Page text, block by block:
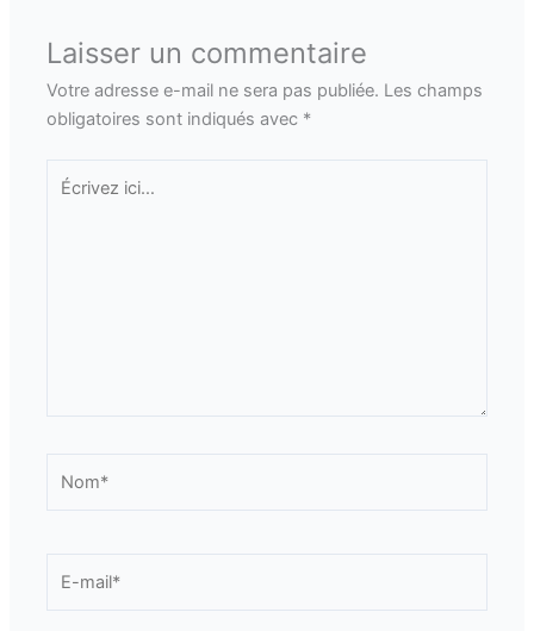
Laisser un commentaire
Votre adresse e-mail ne sera pas publiée. Les champs
obligatoires sont indiqués avec *
Écrivez
ici…
mail*